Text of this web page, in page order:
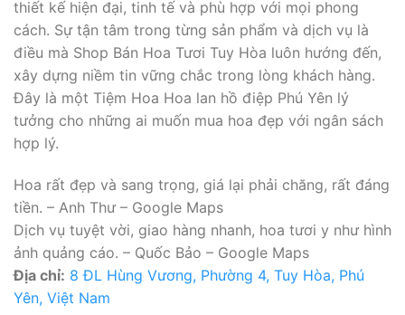
thiết kế hiện đại, tinh tế và phù hợp với mọi phong
cách. Sự tận tâm trong từng sản phẩm và dịch vụ là
điều mà Shop Bán Hoa Tươi Tuy Hòa luôn hướng đến,
xây dựng niềm tin vững chắc trong lòng khách hàng.
Đây là một Tiệm Hoa Hoa lan hồ điệp Phú Yên lý
tưởng cho những ai muốn mua hoa đẹp với ngân sách
hợp lý.
Hoa rất đẹp và sang trọng, giá lại phải chăng, rất đáng
tiền. – Anh Thư – Google Maps
Dịch vụ tuyệt vời, giao hàng nhanh, hoa tươi y như hình
ảnh quảng cáo. – Quốc Bảo – Google Maps
Địa chỉ: 8 ĐL Hùng Vương, Phường 4, Tuy Hòa, Phú
Yên, Việt Nam